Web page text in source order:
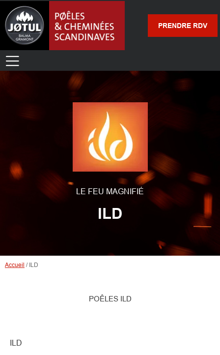
PRENDRE RDV
LE FEU MAGNIFIÉ
ILD
Accueil / ILD
POÊLES ILD
ILD